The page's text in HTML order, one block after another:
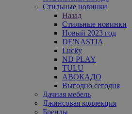
Стильные новинки
Назад
Стильные новинки
Новый 2023 год
DE'NASTIA
Lucky
ND PLAY
TULU
АВОКАДО
Выгодно сегодня
Дачная мебель
Джинсовая коллекция
Бренды